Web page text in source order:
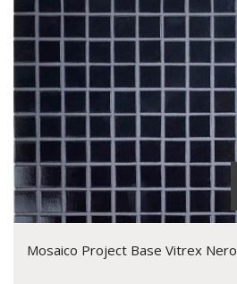
Mosaico Project Base Vitrex Nero